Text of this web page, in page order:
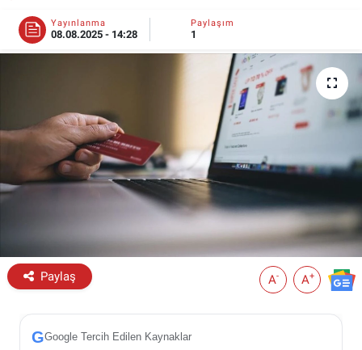
Yayınlanma
08.08.2025 - 14:28
Paylaşım
1
Paylaş A- A+
GGoogle Tercih Edilen Kaynaklar
YEMEK
ESKİŞEHİR NÖBETÇİ ECZANELER
Eskişehir Haber İçerikleri
Eskişehir Hava Durumu
Eskişehir Tramvay Saatleri
Eskişehir Otobüs Saatleri
Haber Arşivi